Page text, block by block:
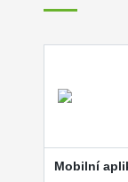
Mobilní